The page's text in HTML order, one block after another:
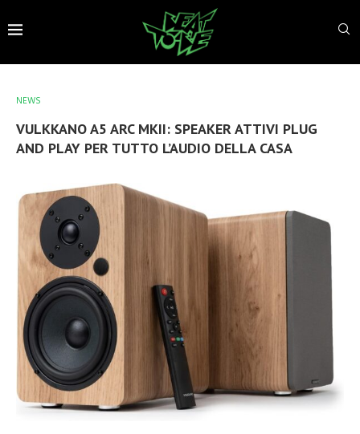
NEWS
VULKKANO A5 ARC MKII: SPEAKER ATTIVI PLUG
AND PLAY PER TUTTO L’AUDIO DELLA CASA